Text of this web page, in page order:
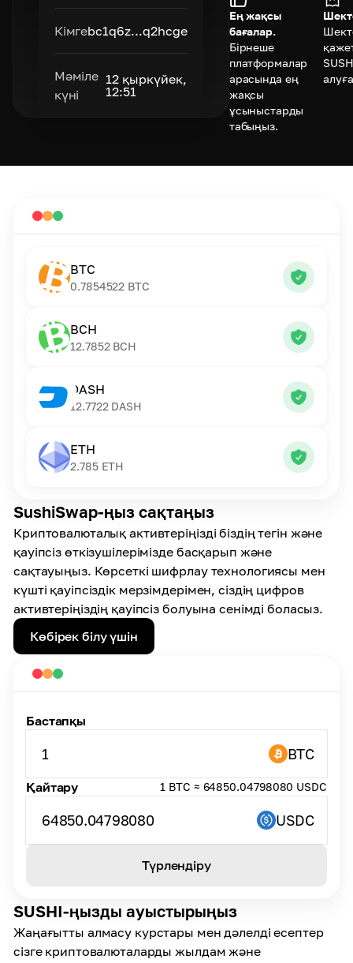
Кімгеbc1q6z...q2hcge
Мәміле
күні
12 қыркүйек,
12:51
Ең жақсы
бағалар.
Бірнеше
платформалар
арасында ең
жақсы
ұсыныстарды
табыңыз.
SushiSwap-ңыз сақтаңыз
Криптовалюталық активтеріңізді біздің тегін және
қауіпсіз өткізушілерімізде басқарып және
сақтауыңыз. Көрсеткі шифрлау технологиясы мен
күшті қауіпсіздік мерзімдерімен, сіздің цифров
активтеріңіздің қауіпсіз болуына сенімді боласыз.
Көбірек білу үшін
BTC
0.7854522 BTC
BCH
12.7852 BCH
DASH
12.7722 DASH
ETH
2.785 ETH
SUSHI-ңызды ауыстырыңыз
Жаңағытты алмасу курстары мен дәлелді есептер
сізге криптовалюталарды жылдам және
Бастапқы
1 BTC
Қайтару 1 BTC ≈ 64850.04798080 USDC
64850.04798080 USDC
Түрлендіру